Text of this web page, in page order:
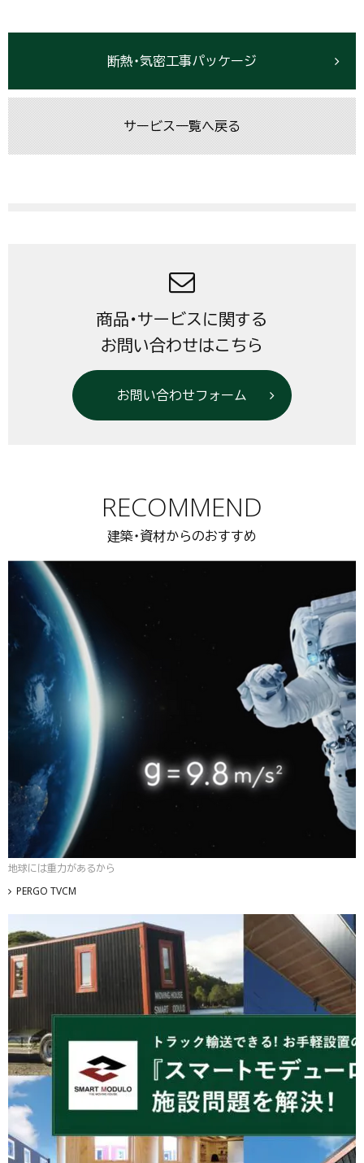
断熱・気密工事パッケージ
サービス一覧へ戻る
商品・サービスに関する
お問い合わせはこちら
お問い合わせフォーム
RECOMMEND
建築・資材からのおすすめ
地球には重力があるから
PERGO TVCM